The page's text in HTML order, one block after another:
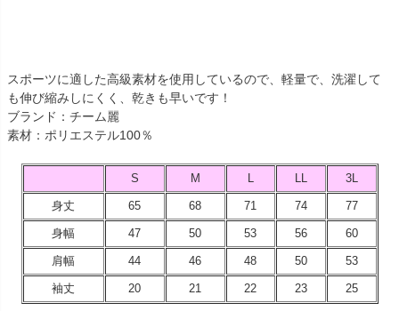
スポーツに適した高級素材を使用しているので、軽量で、洗濯して
も伸び縮みしにくく、乾きも早いです！
ブランド：チーム麗
素材：ポリエステル100％
S M L LL 3L
身丈 65 68 71 74 77
身幅 47 50 53 56 60
肩幅 44 46 48 50 53
袖丈 20 21 22 23 25